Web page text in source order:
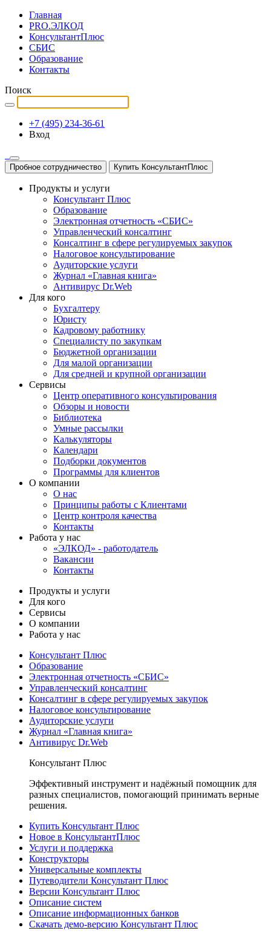
Главная
PRO.ЭЛКОД
КонсультантПлюс
СБИС
Образование
Контакты
Поиск
+7 (495) 234-36-61
Вход
Пробное сотрудничество Купить КонсультантПлюс
Продукты и услуги
Консультант Плюс
Образование
Электронная отчетность «СБИС»
Управленческий консалтинг
Консалтинг в сфере регулируемых закупок
Налоговое консультирование
Аудиторские услуги
Журнал «Главная книга»
Антивирус Dr.Web
Для кого
Бухгалтеру
Юристу
Кадровому работнику
Специалисту по закупкам
Бюджетной организации
Для малой организации
Для средней и крупной организации
Сервисы
Центр оперативного консультирования
Обзоры и новости
Библиотека
Умные рассылки
Калькуляторы
Календари
Подборки документов
Программы для клиентов
О компании
О нас
Принципы работы с Клиентами
Центр контроля качества
Контакты
Работа у нас
«ЭЛКОД» - работодатель
Вакансии
Контакты
Продукты и услуги
Для кого
Сервисы
О компании
Работа у нас
Консультант Плюс
Образование
Электронная отчетность «СБИС»
Управленческий консалтинг
Консалтинг в сфере регулируемых закупок
Налоговое консультирование
Аудиторские услуги
Журнал «Главная книга»
Антивирус Dr.Web
Консультант Плюс
Эффективный инструмент и надёжный помощник для
разных специалистов, помогающий принимать верные
решения.
Купить Консультант Плюс
Новое в КонсультантПлюс
Услуги и поддержка
Конструкторы
Универсальные комплекты
Путеводители Консультант Плюс
Версии Консультант Плюс
Описание систем
Описание информационных банков
Скачать демо-версию Консультант Плюс